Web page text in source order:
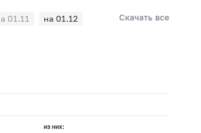
01.11 на 01.12 Скачать все
из них: